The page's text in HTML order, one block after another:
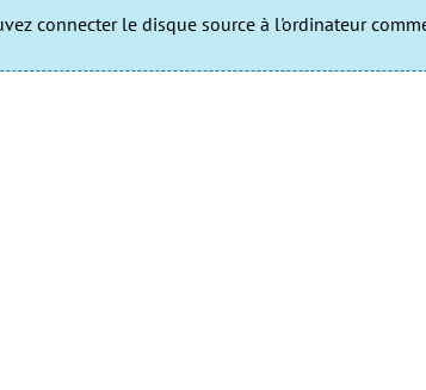
connecter le disque source à l'ordinateur